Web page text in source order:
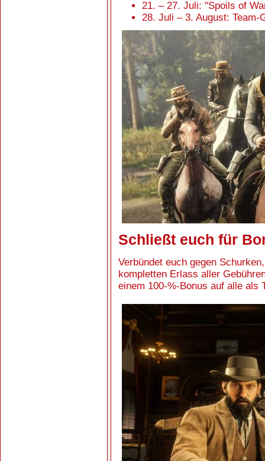
21. – 27. Juli: "Spoils of
28. Juli – 3. August: Team-
Schließt euch für
Verbündet euch gegen
kompletten Erlass aller
einem 100-%-Bonus auf alle als